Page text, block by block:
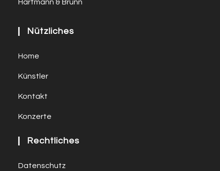
Hartmann & Brunn
Nützliches
Home
Künstler
Kontakt
Konzerte
Rechtliches
Datenschutz